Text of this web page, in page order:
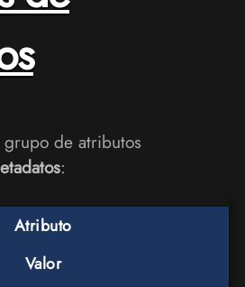
de atributos
:
Atributo
Valor